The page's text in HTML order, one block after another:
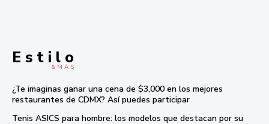
E s t i l o
& M À S
¿Te imaginas ganar una cena de $3,000 en los mejores
restaurantes de CDMX? Así puedes participar
Tenis ASICS para hombre: los modelos que destacan por su